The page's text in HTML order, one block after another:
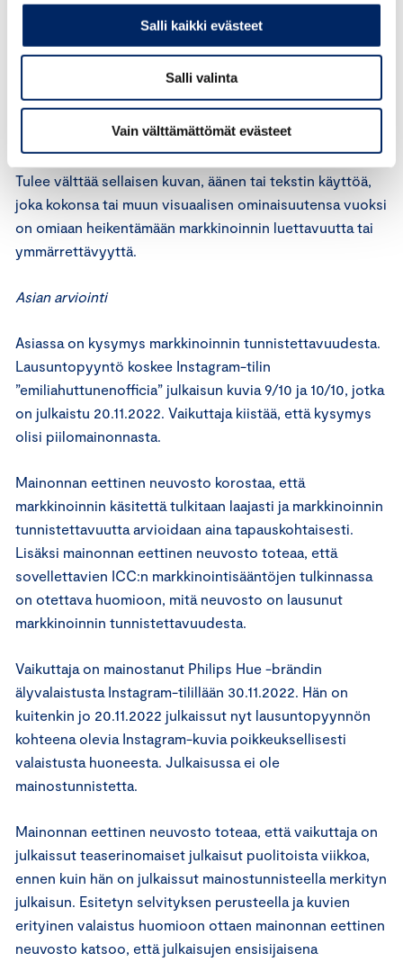
Salli kaikki evästeet
Salli valinta
Vain välttämättömät evästeet
että se olisi yksittäisen kuluttajan tai muun tahon
omaehtoinen lausuma.
Markkinoijan tulee varmistaa, että sen sosiaalisen
median sivuston tai profiilin kaupallinen luonne ilmenee
selkeästi, ja että niissä noudatetaan hyvää liiketapaa.
Tulee välttää sellaisen kuvan, äänen tai tekstin käyttöä,
joka kokonsa tai muun visuaalisen ominaisuutensa vuoksi
on omiaan heikentämään markkinoinnin luettavuutta tai
ymmärrettävyyttä.
Asian arviointi
Asiassa on kysymys markkinoinnin tunnistettavuudesta.
Lausuntopyyntö koskee Instagram-tilin
”emiliahuttunenofficia” julkaisun kuvia 9/10 ja 10/10, jotka
on julkaistu 20.11.2022. Vaikuttaja kiistää, että kysymys
olisi piilomainonnasta.
Mainonnan eettinen neuvosto korostaa, että
markkinoinnin käsitettä tulkitaan laajasti ja markkinoinnin
tunnistettavuutta arvioidaan aina tapauskohtaisesti.
Lisäksi mainonnan eettinen neuvosto toteaa, että
sovellettavien ICC:n markkinointisääntöjen tulkinnassa
on otettava huomioon, mitä neuvosto on lausunut
markkinoinnin tunnistettavuudesta.
Vaikuttaja on mainostanut Philips Hue -brändin
älyvalaistusta Instagram-tilillään 30.11.2022. Hän on
kuitenkin jo 20.11.2022 julkaissut nyt lausuntopyynnön
kohteena olevia Instagram-kuvia poikkeuksellisesti
valaistusta huoneesta. Julkaisussa ei ole
mainostunnistetta.
Mainonnan eettinen neuvosto toteaa, että vaikuttaja on
julkaissut teaserinomaiset julkaisut puolitoista viikkoa,
ennen kuin hän on julkaissut mainostunnisteella merkityn
julkaisun. Esitetyn selvityksen perusteella ja kuvien
erityinen valaistus huomioon ottaen mainonnan eettinen
neuvosto katsoo, että julkaisujen ensisijaisena